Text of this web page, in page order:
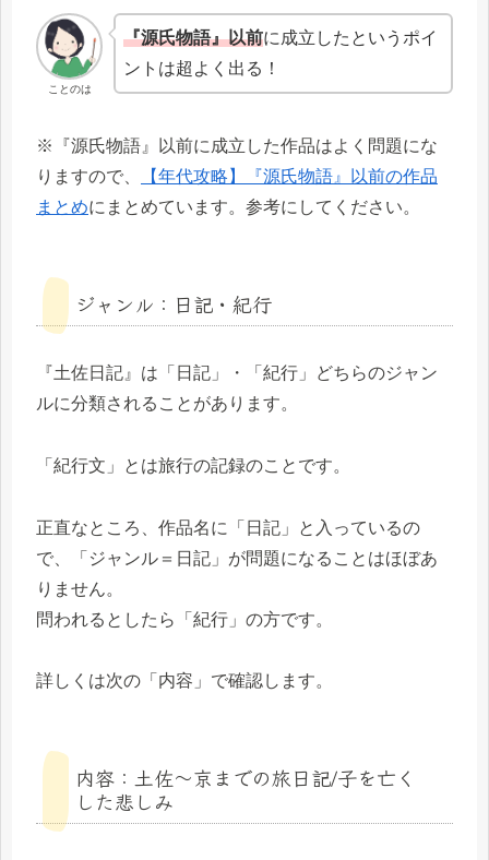
ことのは
『源氏物語』以前に成立したというポイ
ントは超よく出る！
※『源氏物語』以前に成立した作品はよく問題にな
りますので、
【年代攻略】『源氏物語』以前の作品
まとめにまとめています。参考にしてください。
ジャンル：日記・紀行
『土佐日記』は「日記」・「紀行」どちらのジャン
ルに分類されることがあります。
「紀行文」とは旅行の記録のことです。
正直なところ、作品名に「日記」と入っているの
で、「ジャンル＝日記」が問題になることはほぼあ
りません。
問われるとしたら「紀行」の方です。
詳しくは次の「内容」で確認します。
内容：土佐～京までの旅日記/子を亡く
した悲しみ